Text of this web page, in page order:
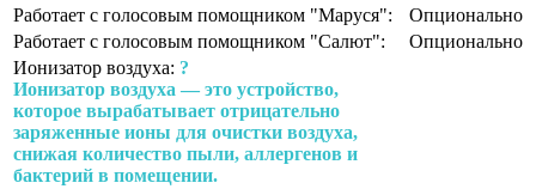
Работает с голосовым помощником "Маруся":
Опционально
Работает с голосовым помощником "Салют":
Опционально
Ионизатор воздуха: ?
Ионизатор воздуха — это устройство,
которое вырабатывает отрицательно
заряженные ионы для очистки воздуха,
снижая количество пыли, аллергенов и
бактерий в помещении.